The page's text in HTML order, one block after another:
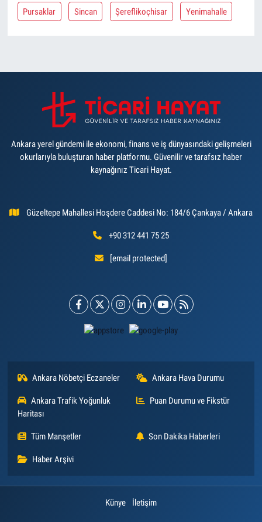
Pursaklar Sincan Şereflikoçhisar Yenimahalle
Ankara yerel gündemi ile ekonomi, finans ve iş dünyasındaki gelişmeleri
okurlarıyla buluşturan haber platformu. Güvenilir ve tarafsız haber
kaynağınız Ticari Hayat.
Güzeltepe Mahallesi Hoşdere Caddesi No: 184/6 Çankaya / Ankara
+90 312 441 75 25
[email protected]
Ankara Nöbetçi Eczaneler Ankara Hava Durumu
Ankara Trafik Yoğunluk
Haritası
Puan Durumu ve Fikstür
Tüm Manşetler Son Dakika Haberleri
Haber Arşivi
Künye İletişim